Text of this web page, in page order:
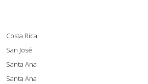
Costa Rica
San José
Santa Ana
Santa Ana